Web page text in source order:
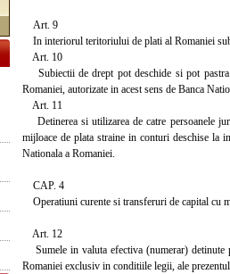
Art. 9
In interiorul teritoriului de plati al Romaniei
Art. 10
Subiectii de drept pot deschide si pot pastra
Romaniei, autorizate in acest sens de Banca
Art. 11
Detinerea si utilizarea de catre persoanele
mijloace de plata straine in conturi deschise la
Nationala a Romaniei.
CAP. 4
Operatiuni curente si transferuri de capital cu
Art. 12
Sumele in valuta efectiva (numerar) detinute
Romaniei exclusiv in conditiile legii, ale